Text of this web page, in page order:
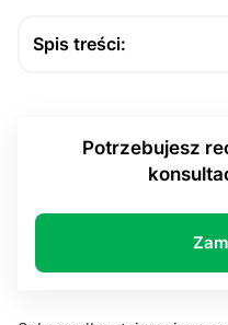
Spis treści:
Czy salmonella jest
Co robić, gdy dojdzie
Salmonella, a podróże
Potrzebujesz